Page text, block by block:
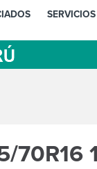
SERVICIOS
70R16